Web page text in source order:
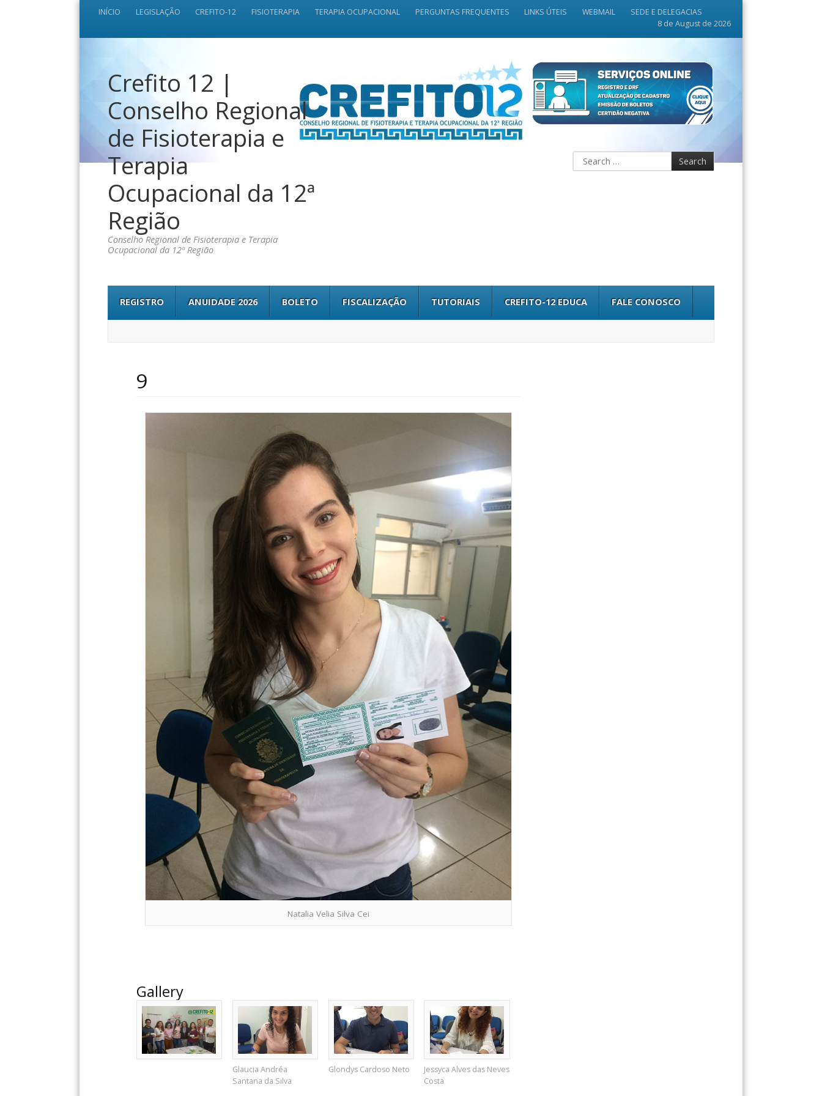
INÍCIO LEGISLAÇÃO CREFITO-12 FISIOTERAPIA TERAPIA OCUPACIONAL PERGUNTAS FREQUENTES LINKS ÚTEIS WEBMAIL
SEDE E DELEGACIAS
8 de August de 2026
Crefito 12 |
Conselho Regional
de Fisioterapia e
Terapia
Ocupacional da 12ª
Região
Conselho Regional de Fisioterapia e Terapia
Ocupacional da 12ª Região
REGISTRO ANUIDADE 2026 BOLETO FISCALIZAÇÃO TUTORIAIS CREFITO-12 EDUCA FALE CONOSCO
9
Natalia Velia Silva Cei
Gallery
Glaucia Andréa
Santana da Silva
Glondys Cardoso Neto
Jessyca Alves das Neves
Costa